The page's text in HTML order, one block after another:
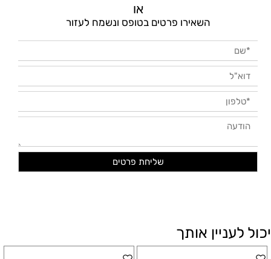
או
השאירו פרטים בטופס ונשמח לעזור
יכול לעניין אותך